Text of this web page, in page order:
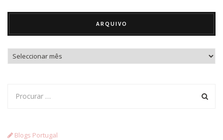
ARQUIVO
Arquivo
Blogs Portugal